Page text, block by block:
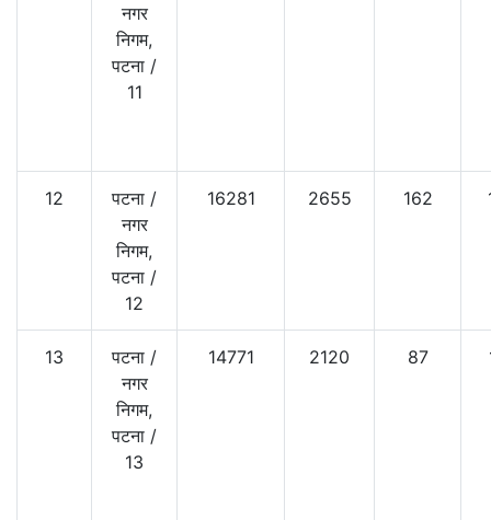
नगर
निगम,
पटना /
11
12 पटना /
नगर
निगम,
पटना /
12
16281 2655 162
13 पटना /
नगर
निगम,
पटना /
13
14771 2120 87